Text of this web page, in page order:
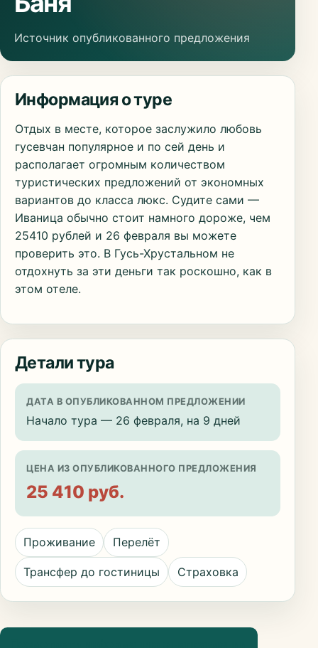
Источник опубликованного предложения
Информация о туре
Отдых в месте, которое заслужило любовь
гусевчан популярное и по сей день и
располагает огромным количеством
туристических предложений от экономных
вариантов до класса люкс. Судите сами —
Иваница обычно стоит намного дороже, чем
25410 рублей и 26 февраля вы можете
проверить это. В Гусь-Хрустальном не
отдохнуть за эти деньги так роскошно, как в
этом отеле.
Детали тура
ДАТА В ОПУБЛИКОВАННОМ ПРЕДЛОЖЕНИИ
Начало тура — 26 февраля, на 9 дней
ЦЕНА ИЗ ОПУБЛИКОВАННОГО ПРЕДЛОЖЕНИЯ
25 410 руб.
Проживание Перелёт
Трансфер до гостиницы Страховка